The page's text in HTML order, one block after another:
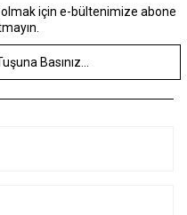
için e-bültenimize abone